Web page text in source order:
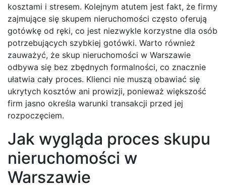
kosztami i stresem. Kolejnym atutem jest fakt, że firmy
zajmujące się skupem nieruchomości często oferują
gotówkę od ręki, co jest niezwykle korzystne dla osób
potrzebujących szybkiej gotówki. Warto również
zauważyć, że skup nieruchomości w Warszawie
odbywa się bez zbędnych formalności, co znacznie
ułatwia cały proces. Klienci nie muszą obawiać się
ukrytych kosztów ani prowizji, ponieważ większość
firm jasno określa warunki transakcji przed jej
rozpoczęciem.
Jak wygląda proces skupu
nieruchomości w
Warszawie